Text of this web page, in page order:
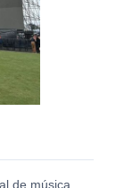
de música